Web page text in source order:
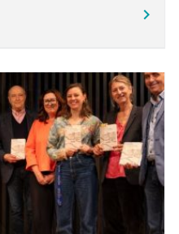
chevron_right